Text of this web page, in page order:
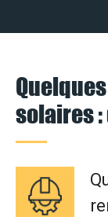
solaires